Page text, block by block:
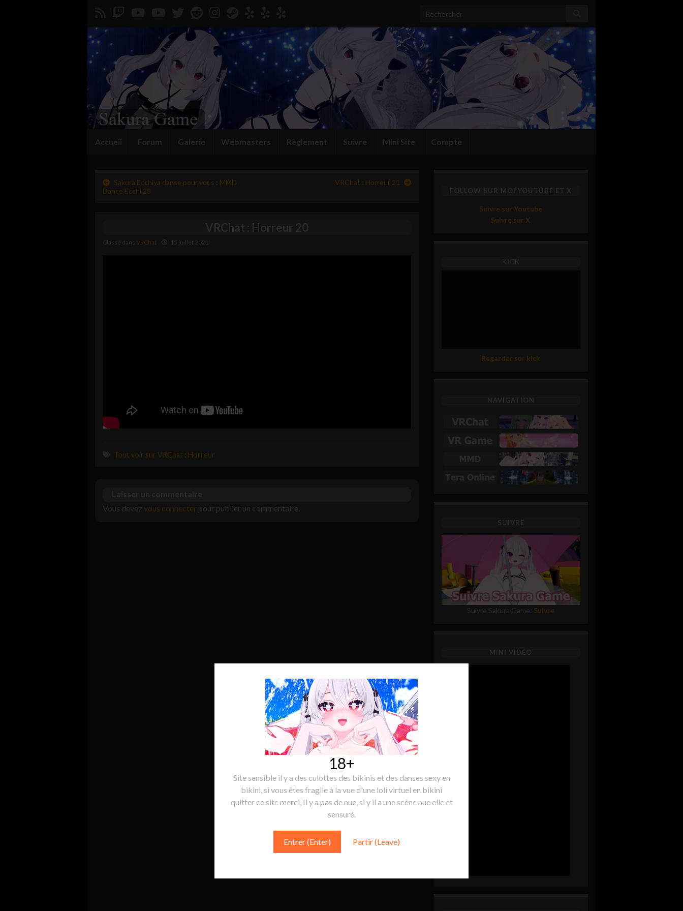
18+
Site sensible il y a des culottes des bikinis et des danses sexy en
bikini, si vous êtes fragile à la vue d'une loli virtuel en bikini
quitter ce site merci, Il y a pas de nue, si y il a une scène nue elle et
sensuré.
Entrer (Enter) Partir (Leave)
Search for:
Accueil Forum Galerie Webmasters Règlement Suivre Mini Site Compte
Sakura Ecchiya danse pour vous : MMD
Dance Ecchi 28
VRChat : Horreur 21
VRChat : Horreur 20
Classé dans VRChat 15 juillet 2023
Tout voir sur VRChat : Horreur
Vous devez vous connecter pour publier un commentaire.
FOLLOW SUR MOI YOUTUBE ET X
Suivre sur Youtube
Suivre sur X
KICK
Regarder sur kick
NAVIGATION
SUIVRE
Suivre Sakura Game: Suivre
MINI VIDÉO